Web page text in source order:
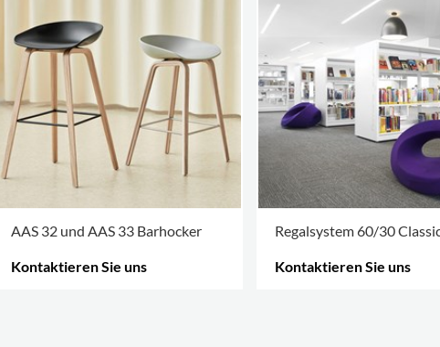
AAS 32 und AAS 33 Barhocker
Kontaktieren Sie uns
Regalsystem 60/30
Kontaktieren Sie uns